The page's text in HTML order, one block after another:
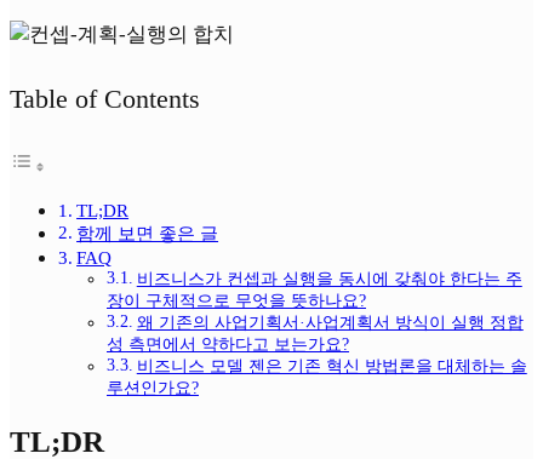
Table of Contents
TL;DR
함께 보면 좋은 글
FAQ
비즈니스가 컨셉과 실행을 동시에 갖춰야 한다는 주
장이 구체적으로 무엇을 뜻하나요?
왜 기존의 사업기획서·사업계획서 방식이 실행 정합
성 측면에서 약하다고 보는가요?
비즈니스 모델 젠은 기존 혁신 방법론을 대체하는 솔
루션인가요?
TL;DR